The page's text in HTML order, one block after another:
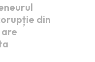
din